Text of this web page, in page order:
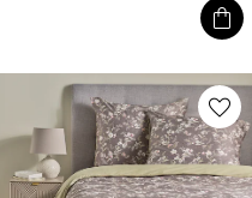
shopping_bag
favorite